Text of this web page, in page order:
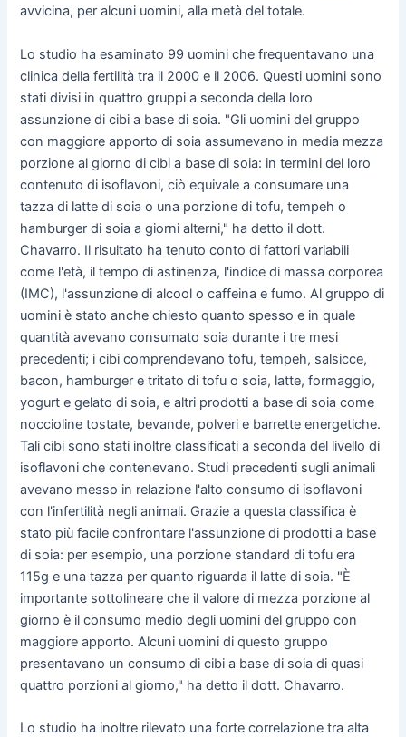
avvicina, per alcuni uomini, alla metà del totale.
Lo studio ha esaminato 99 uomini che frequentavano una
clinica della fertilità tra il 2000 e il 2006. Questi uomini sono
stati divisi in quattro gruppi a seconda della loro
assunzione di cibi a base di soia. "Gli uomini del gruppo
con maggiore apporto di soia assumevano in media mezza
porzione al giorno di cibi a base di soia: in termini del loro
contenuto di isoflavoni, ciò equivale a consumare una
tazza di latte di soia o una porzione di tofu, tempeh o
hamburger di soia a giorni alterni," ha detto il dott.
Chavarro. Il risultato ha tenuto conto di fattori variabili
come l'età, il tempo di astinenza, l'indice di massa corporea
(IMC), l'assunzione di alcool o caffeina e fumo. Al gruppo di
uomini è stato anche chiesto quanto spesso e in quale
quantità avevano consumato soia durante i tre mesi
precedenti; i cibi comprendevano tofu, tempeh, salsicce,
bacon, hamburger e tritato di tofu o soia, latte, formaggio,
yogurt e gelato di soia, e altri prodotti a base di soia come
noccioline tostate, bevande, polveri e barrette energetiche.
Tali cibi sono stati inoltre classificati a seconda del livello di
isoflavoni che contenevano. Studi precedenti sugli animali
avevano messo in relazione l'alto consumo di isoflavoni
con l'infertilità negli animali. Grazie a questa classifica è
stato più facile confrontare l'assunzione di prodotti a base
di soia: per esempio, una porzione standard di tofu era
115g e una tazza per quanto riguarda il latte di soia. "È
importante sottolineare che il valore di mezza porzione al
giorno è il consumo medio degli uomini del gruppo con
maggiore apporto. Alcuni uomini di questo gruppo
presentavano un consumo di cibi a base di soia di quasi
quattro porzioni al giorno," ha detto il dott. Chavarro.
Lo studio ha inoltre rilevato una forte correlazione tra alta